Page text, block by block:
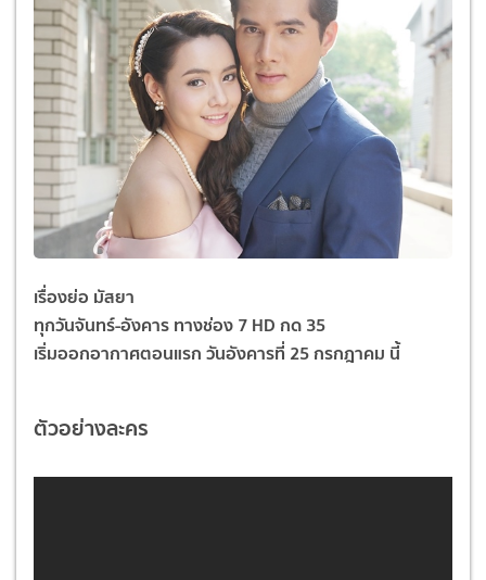
เรื่องย่อ มัสยา
ทุกวันจันทร์-อังคาร ทางช่อง 7HDกด 35
เริ่มออกอากาศตอนแรก วันอังคารที่ 25 กรกฎาคม นี้
ตัวอย่างละคร